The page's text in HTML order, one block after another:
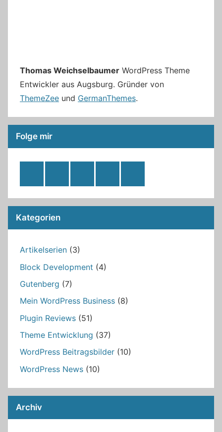
Thomas Weichselbaumer WordPress Theme
Entwickler aus Augsburg. Gründer von
ThemeZee und GermanThemes.
Folge mir
Feed
Kategorien
Artikelserien (3)
Block Development (4)
Gutenberg (7)
Mein WordPress Business (8)
Plugin Reviews (51)
Theme Entwicklung (37)
WordPress Beitragsbilder (10)
WordPress News (10)
Archiv